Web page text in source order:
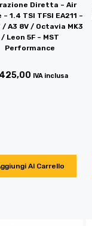
Diretta – Air
1.4 TSI TFSI EA211 –
/ A3 8V / Octavia MK3
/ Leon 5F – MST
Performance
IVA inclusa
Al Carrello